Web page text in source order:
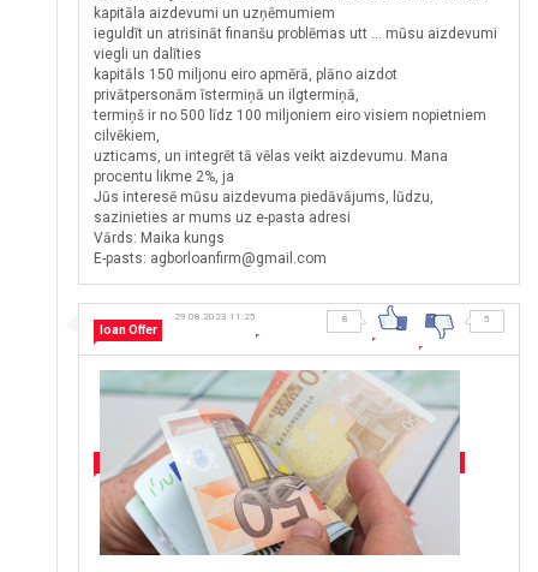
kapitāla aizdevumi un uzņēmumiem
ieguldīt un atrisināt finanšu problēmas utt ... mūsu aizdevumi
viegli un dalīties
kapitāls 150 miljonu eiro apmērā, plāno aizdot
privātpersonām īstermiņā un ilgtermiņā,
termiņš ir no 500 līdz 100 miljoniem eiro visiem nopietniem
cilvēkiem,
uzticams, un integrēt tā vēlas veikt aizdevumu. Mana
procentu likme 2%, ja
Jūs interesē mūsu aizdevuma piedāvājums, lūdzu,
sazinieties ar mums uz e-pasta adresi
Vārds: Maika kungs
E-pasts: agborloanfirm@gmail.com
loan Offer
29.08.2023 11:25 8 5